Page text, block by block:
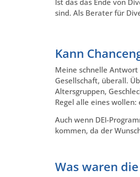
sind. Als Berater für
Kann
Meine schnelle
Gesellschaft, überall.
Altersgruppen,
Regel alle eines
Auch wenn DEI-
kommen, da der
Was waren